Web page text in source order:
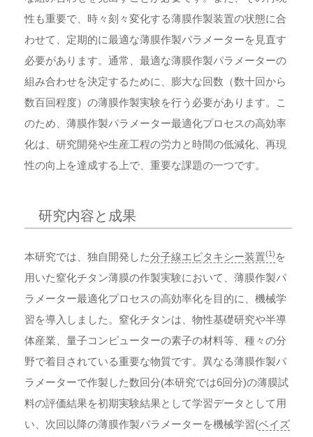
性も重要で、時々刻々変化する薄膜作製装置の状態に合
わせて、定期的に最適な薄膜作製パラメーターを見直す
必要があります。通常、最適な薄膜作製パラメーターの
組み合わせを決定するために、膨大な回数（数十回から
数百回程度）の薄膜作製実験を行う必要があります。こ
のため、薄膜作製パラメーター最適化プロセスの高効率
化は、研究開発や生産工程の労力と時間の低減化、再現
性の向上を達成する上で、重要な課題の一つです。
研究内容と成果
本研究では、独自開発した分子線エピタキシー装置(1) を
用いた窒化チタン薄膜の作製実験において、薄膜作製パ
ラメーター最適化プロセスの高効率化を目的に、機械学
習を導入しました。窒化チタンは、物性基礎研究や半導
体産業、量子コンピューターの素子の材料等、種々の分
野で着目されている重要な物質です。異なる薄膜作製パ
ラメーターで作製した数回分(本研究では6回分)の薄膜試
料の評価結果を初期実験結果として学習データとして用
い、次回以降の薄膜作製パラメーターを機械学習(ベイズ